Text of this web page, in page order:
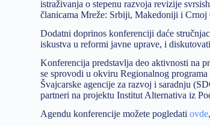
istraživanja o stepenu razvoja revizije
članicama Mreže: Srbiji, Makedoniji i Crnoj
Dodatni doprinos konferenciji daće
iskustva u reformi javne uprave, i
Konferencija predstavlja deo aktivnosti na
se sprovodi u okviru Regionalnog
Švajcarske agencije za razvoj i saradnju
partneri na projektu Institut Alternativa iz
Agendu konferencije možete pogledatiovde